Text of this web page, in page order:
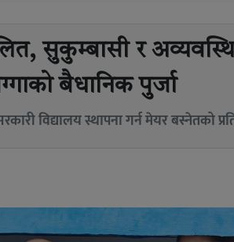
सुकुम्बासी र
बैधानिक पुर्जा
विद्यालय स्थापना गर्न मेयर बस्नेतको